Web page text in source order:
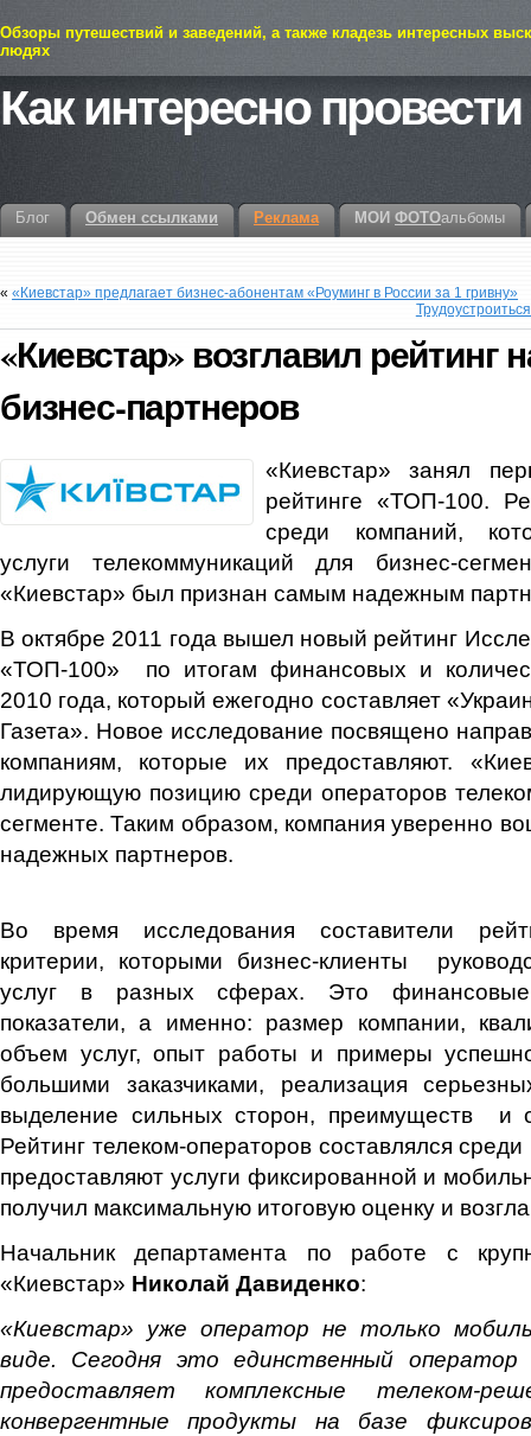
Обзоры путешествий и заведений, а также кладезь интересных
людях
Как интересно
Блог Обмен ссылками Реклама МОИ ФОТОальбомы
« «Киевстар» предлагает бизнес-абонентам «Роуминг в России за 1 гривну»
«Киевстар» возглавил рейтинг
бизнес-партнеров
«Киевстар» занял
рейтинге «ТОП-100.
среди компаний,
услуги телекоммуникаций для бизнес-
«Киевстар» был признан самым надежным
В октябре 2011 года вышел новый рейтинг
«ТОП-100» по итогам финансовых и
2010 года, который ежегодно составляет
Газета». Новое исследование посвящено
компаниям, которые их предоставляют.
лидирующую позицию среди операторов
сегменте. Таким образом, компания уверенно
надежных партнеров.
Во время исследования составители
критерии, которыми бизнес-клиенты
услуг в разных сферах. Это
показатели, а именно: размер компании,
объем услуг, опыт работы и примеры
большими заказчиками, реализация
выделение сильных сторон, преимуществ и
Рейтинг телеком-операторов составлялся
предоставляют услуги фиксированной и
получил максимальную итоговую оценку и
Начальник департамента по работе с
«Киевстар» Николай Давиденко:
«Киевстар» уже оператор не только
виде. Сегодня это единственный
предоставляет комплексные телеком-
конвергентные продукты на базе